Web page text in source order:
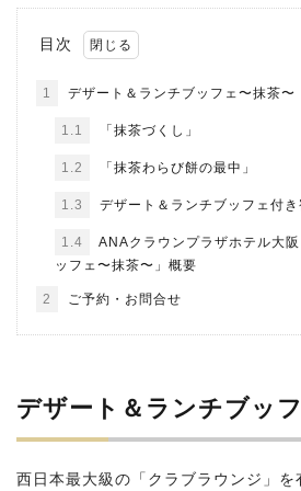
目次
1 デザート＆ランチブッフェ〜抹茶〜
1.1 「抹茶づくし」
1.2 「抹茶わらび餅の最中」
1.3 デザート＆ランチブッフェ付き
1.4
ANAクラウンプラザホテル大
ッフェ〜抹茶〜」概要
2 ご予約・お問合せ
デザート＆ランチブッ
西日本最大級の「クラブラウンジ」を